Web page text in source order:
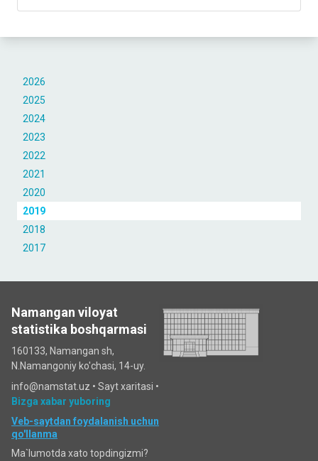
2026
2025
2024
2023
2022
2021
2020
2019
2018
2017
Namangan viloyat
statistika boshqarmasi
160133, Namangan sh,
N.Namangoniy ko'chasi, 14-uy.
info@namstat.uz • Sayt xaritasi •
Bizga xabar yuboring
Veb-saytdan foydalanish uchun
qo'llanma
Ma`lumotda xato topdingizmi?